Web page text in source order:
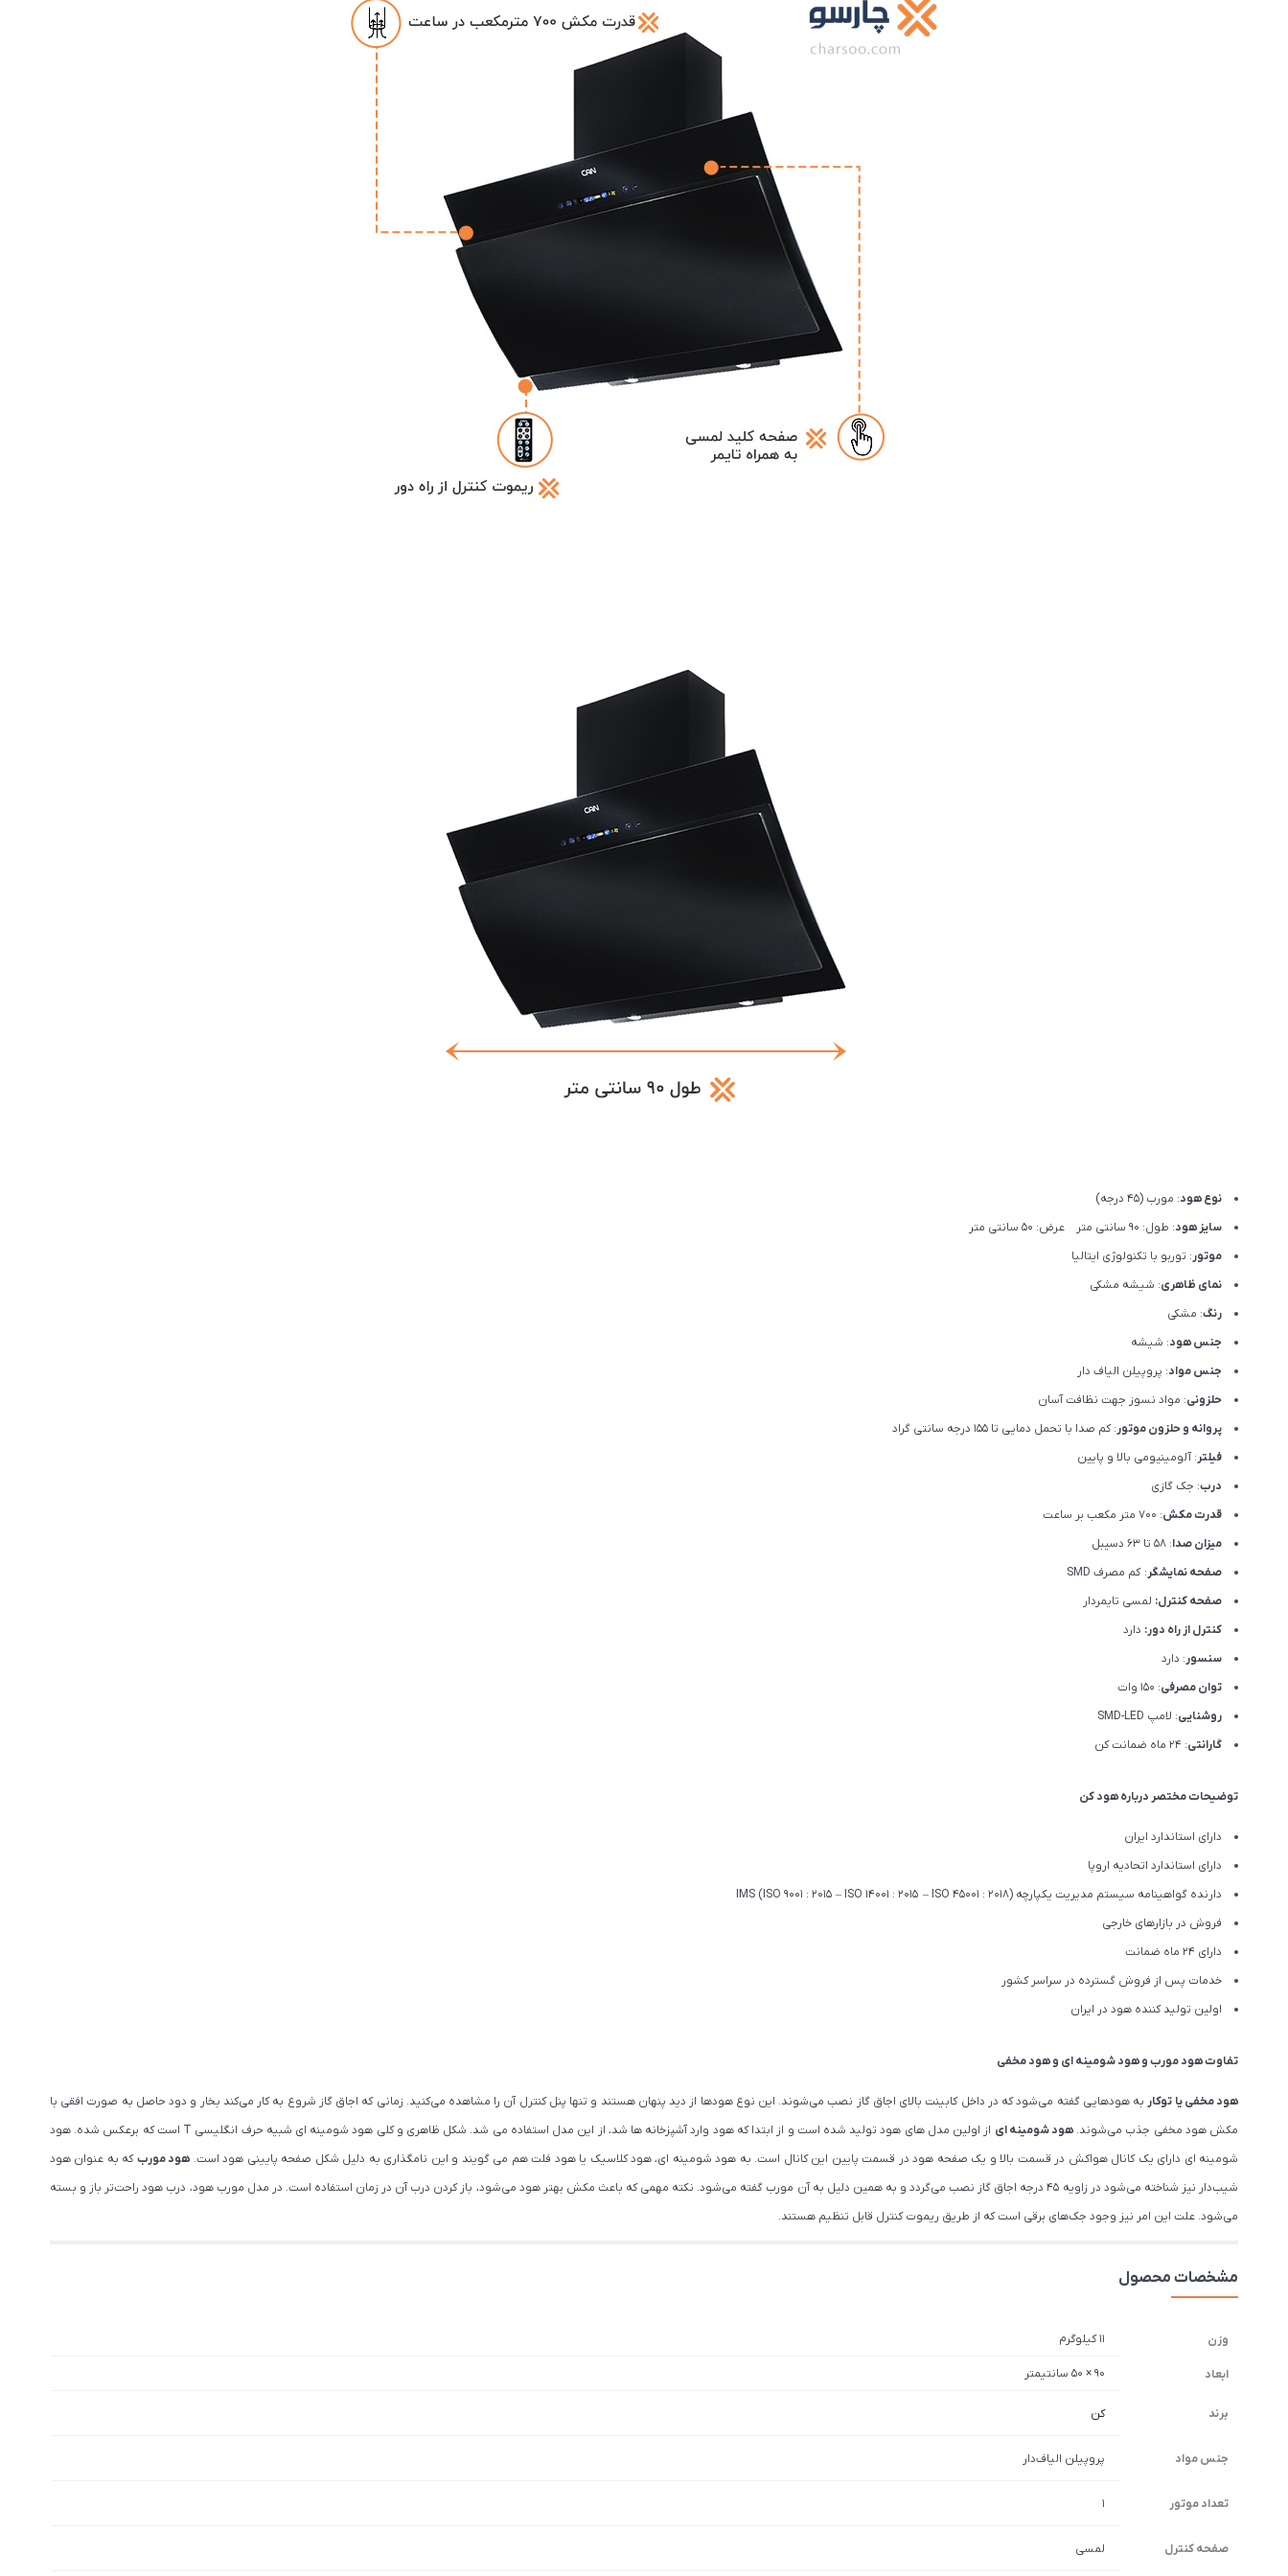
نوع هود: مورب (45 درجه)
سایز هود: طول: 90 سانتی متر عرض: 50 سانتی متر
موتور: توربو با تکنولوژی ایتالیا
نمای ظاهری: شیشه مشکی
رنگ: مشکی
جنس هود: شیشه
جنس مواد: پروپیلن الیاف دار
حلزونی: مواد نسوز جهت نظافت آسان
پروانه و حلزون موتور: کم صدا با تحمل دمایی تا 155 درجه سانتی گراد
فیلتر: آلومینیومی بالا و پایین
درب: جک گازی
قدرت مکش: 700 متر مکعب بر ساعت
میزان صدا: 58 تا 63 دسیبل
صفحه نمایشگر: کم مصرف SMD
صفحه کنترل: لمسی تایمردار
کنترل از راه دور: دارد
سنسور: دارد
توان مصرفی: 150 وات
روشنایی: لامپ SMD-LED
گارانتی: 24 ماه ضمانت کن
توضیحات مختصر درباره هود کن
دارای استاندارد ایران
دارای استاندارد اتحادیه اروپا
دارنده گواهینامه سیستم مدیریت یکپارچه IMS (ISO 9001 : 2015 – ISO 14001 : 2015 – ISO 45001 : 2018)
فروش در بازارهای خارجی
دارای 24 ماه ضمانت
خدمات پس از فروش گسترده در سراسر کشور
اولین تولید کننده هود در ایران
تفاوت هود مورب و هود شومینه ای و هود مخفی
هود مخفی یا توکار به هودهایی گفته می‌شود که در داخل کابینت بالای اجاق گاز نصب می‌شوند. این نوع هودها از دید پنهان هستند و تنها پنل کنترل آن را مشاهده می‌کنید. زمانی که اجاق گاز شروع به کار می‌کند بخار و دود حاصل به صورت افقی با
مکش هود مخفی جذب می‌شوند.هود شومینه ای
از اولین مدل های هود تولید شده است و از ابتدا که هود وارد آشپزخانه ها شد، از این مدل استفاده می شد. شکل ظاهری و کلی هود شومینه ای شبیه حرف انگلیسی T است که برعکس شده. هود
شومینه ای دارای یک کانال هواکش در قسمت بالا و یک صفحه هود در قسمت پایین این کانال است. به هود شومینه ای، هود کلاسیک یا هود فلت هم می گویند و این نامگذاری به دلیل شکل صفحه پایینی هود است.هود موربکه به عنوان هود
شیب‌دار نیز شناخته می‌شود در زاویه ۴۵ درجه اجاق گاز نصب می‌گردد و به همین دلیل به آن مورب گفته می‌شود. نکته مهمی که باعث مکش بهتر هود می‌شود، باز کردن درب آن در زمان استفاده است. در مدل مورب هود، درب هود راحت‌تر باز و بسته
می‌شود. علت این امر نیز وجود جک‌های برقی است که از طریق ریموت کنترل قابل تنظیم هستند.
مشخصات محصول
وزن 11 کیلوگرم
ابعاد 90 × 50 سانتیمتر
برند کن
جنس مواد پروپیلن الیاف‌دار
تعداد موتور 1
صفحه کنترل لمسی